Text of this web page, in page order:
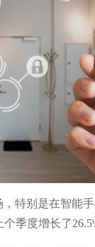
特别是在智能
季度增长了